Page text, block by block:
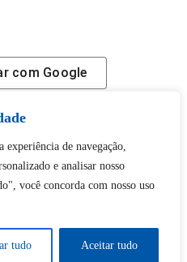
experiência de navegação,
e analisar nosso
você concorda com nosso uso
tudo Aceitar tudo
com Google
que deseja
publicação?
esquerda : 0